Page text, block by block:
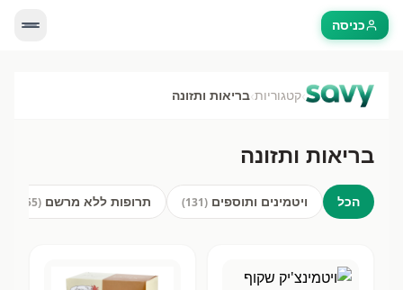
כניסה
בריאות ותזונה
השווה מחיריבריאות ותזונהב-25+ רשתות סופרמרקט בישראל כולל שופרסל, רמי לוי, ויקטורי, אושר עד וקרפור. ›קטגוריות›בריאות ותזונה
בריאות ותזונה
הכל ויטמינים ותוספים (
131
) תרופות ללא מרשם (
55